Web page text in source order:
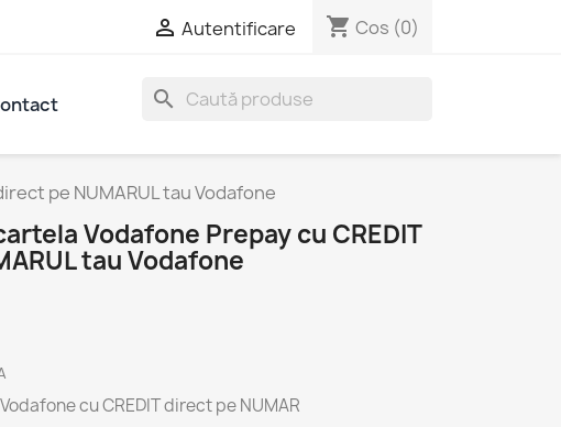
 Autentificare shopping_cart Cos (0)
search
pe NUMARUL tau Vodafone
Vodafone Prepay cu CREDIT
tau Vodafone
cu CREDIT direct pe NUMAR